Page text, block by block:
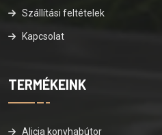
Szállítási feltételek
Kapcsolat
TERMÉKEINK
Alicia konyhabútor